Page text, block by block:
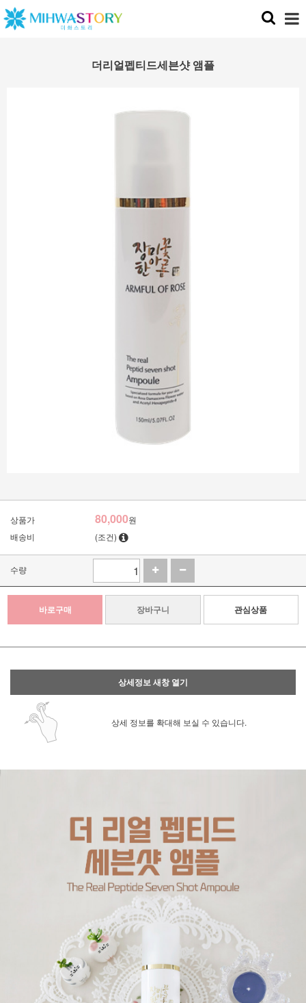
더리얼펩티드세븐샷 앰플
상품가 80,000원
배송비
(조건)
수량
바로구매 장바구니 관심상품
상세정보 새창 열기
상세 정보를 확대해 보실 수 있습니다.